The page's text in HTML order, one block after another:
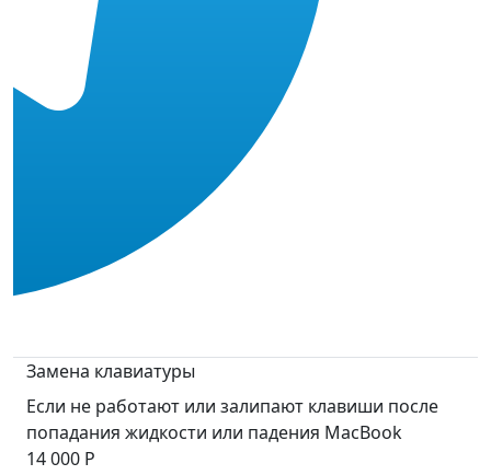
Замена клавиатуры
Если не работают или залипают клавиши после
попадания жидкости или падения MacBook
14 000 Р